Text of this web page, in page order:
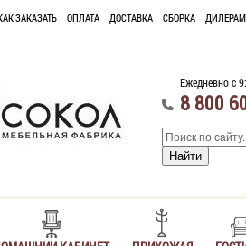
ЗАКАЗАТЬ ОПЛАТА ДОСТАВКА СБОРКА ДИЛЕРАМ
Ежедневно с
8 800